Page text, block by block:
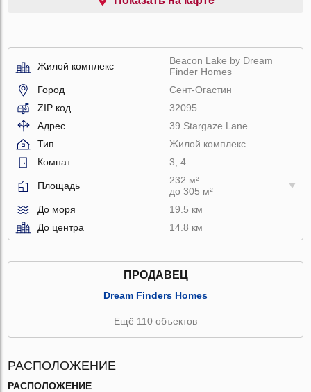
Жилой комплекс
Beacon Lake by Dream
Finder Homes
Город
Сент-Огастин
ZIP код
32095
Адрес
39 Stargaze Lane
Тип
Жилой комплекс
Комнат
3, 4
Площадь
232 м²
до 305 м²
До моря
19.5 км
До центра
14.8 км
ПРОДАВЕЦ
Dream Finders Homes
Ещё 110 объектов
РАСПОЛОЖЕНИЕ
РАСПОЛОЖЕНИЕ